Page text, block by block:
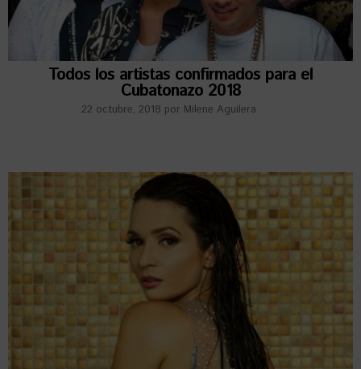
Todos los artistas confirmados para el
Cubatonazo 2018
22 octubre, 2018 por Milene Aguilera